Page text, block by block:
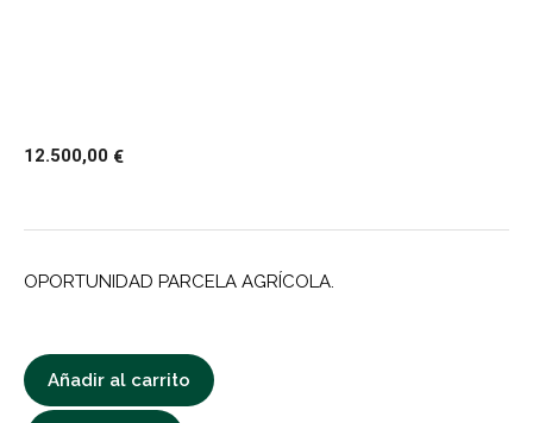
12.500,00 €
OPORTUNIDAD PARCELA AGRÍCOLA.
Añadir al carrito